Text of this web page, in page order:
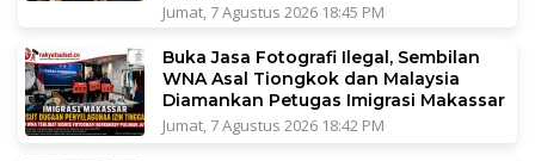
Jumat, 7 Agustus 2026 18:45 PM
Buka Jasa Fotografi Ilegal, Sembilan
WNA Asal Tiongkok dan Malaysia
Diamankan Petugas Imigrasi Makassar
Jumat, 7 Agustus 2026 18:42 PM